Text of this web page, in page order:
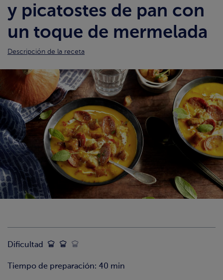
y picatostes de pan con
un toque de mermelada
Descripción de la receta
Dificultad
Tiempo de preparación: 40 min